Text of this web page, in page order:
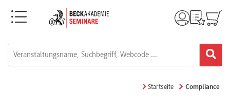
Menü
Filter
Startseite Compliance